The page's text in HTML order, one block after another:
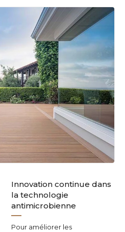
Innovation continue dans
la technologie
antimicrobienne
Pour améliorer les